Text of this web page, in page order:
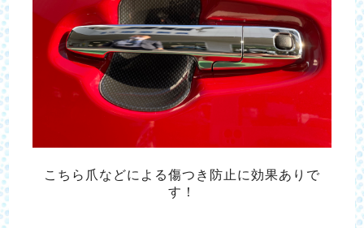
こちら爪などによる傷つき防止に効果ありで
す！